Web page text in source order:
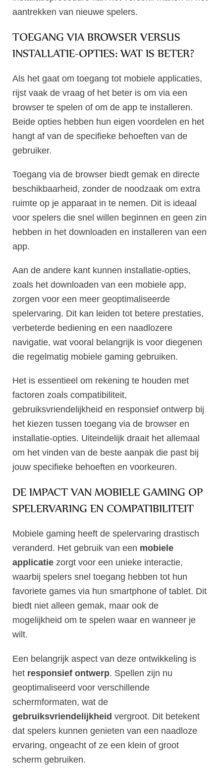
aantrekken van nieuwe spelers.
TOEGANG VIA BROWSER VERSUS
INSTALLATIE-OPTIES: WAT IS BETER?
Als het gaat om toegang tot mobiele applicaties,
rijst vaak de vraag of het beter is om via een
browser te spelen of om de app te installeren.
Beide opties hebben hun eigen voordelen en het
hangt af van de specifieke behoeften van de
gebruiker.
Toegang via de browser biedt gemak en directe
beschikbaarheid, zonder de noodzaak om extra
ruimte op je apparaat in te nemen. Dit is ideaal
voor spelers die snel willen beginnen en geen zin
hebben in het downloaden en installeren van een
app.
Aan de andere kant kunnen installatie-opties,
zoals het downloaden van een mobiele app,
zorgen voor een meer geoptimaliseerde
spelervaring. Dit kan leiden tot betere prestaties,
verbeterde bediening en een naadlozere
navigatie, wat vooral belangrijk is voor diegenen
die regelmatig mobiele gaming gebruiken.
Het is essentieel om rekening te houden met
factoren zoals compatibiliteit,
gebruiksvriendelijkheid en responsief ontwerp bij
het kiezen tussen toegang via de browser en
installatie-opties. Uiteindelijk draait het allemaal
om het vinden van de beste aanpak die past bij
jouw specifieke behoeften en voorkeuren.
DE IMPACT VAN MOBIELE GAMING OP
SPELERVARING EN COMPATIBILITEIT
Mobiele gaming heeft de spelervaring drastisch
veranderd. Het gebruik van een mobiele
applicatie zorgt voor een unieke interactie,
waarbij spelers snel toegang hebben tot hun
favoriete games via hun smartphone of tablet. Dit
biedt niet alleen gemak, maar ook de
mogelijkheid om te spelen waar en wanneer je
wilt.
Een belangrijk aspect van deze ontwikkeling is
het responsief ontwerp. Spellen zijn nu
geoptimaliseerd voor verschillende
schermformaten, wat de
gebruiksvriendelijkheid vergroot. Dit betekent
dat spelers kunnen genieten van een naadloze
ervaring, ongeacht of ze een klein of groot
scherm gebruiken.